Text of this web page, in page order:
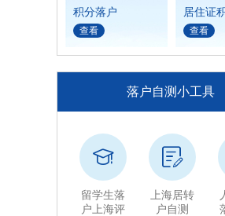
积分落户
查看
居住证
查看
落户自测小工具
留学生落
户上海评
上海居转
户自测